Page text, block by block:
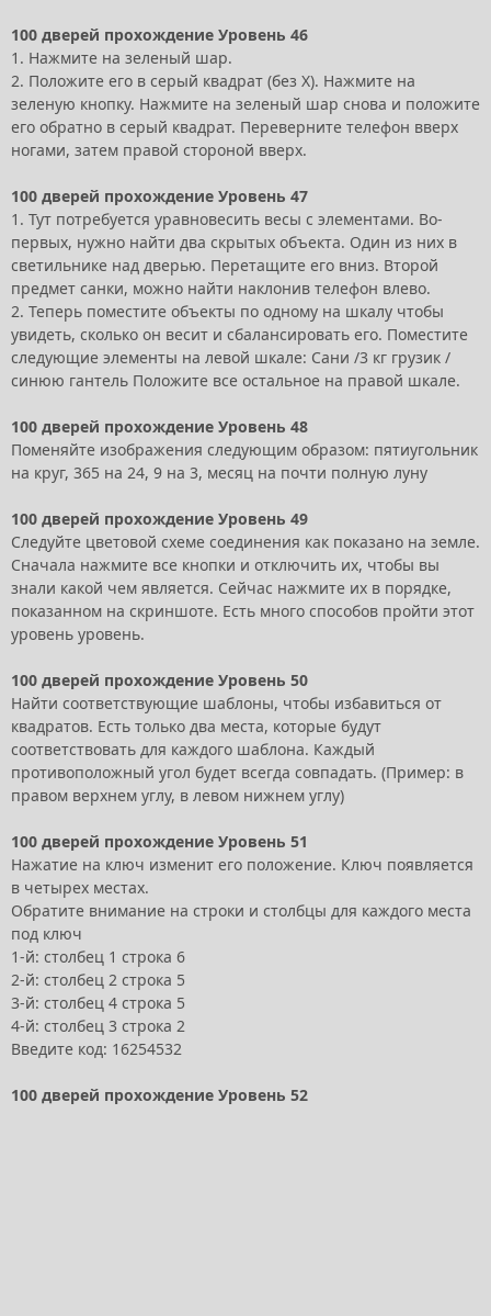
100 дверей прохождение Уровень 46
1. Нажмите на зеленый шар.
2. Положите его в серый квадрат (без X). Нажмите на
зеленую кнопку. Нажмите на зеленый шар снова и положите
его обратно в серый квадрат. Переверните телефон вверх
ногами, затем правой стороной вверх.
100 дверей прохождение Уровень 47
1. Тут потребуется уравновесить весы с элементами. Во-
первых, нужно найти два скрытых объекта. Один из них в
светильнике над дверью. Перетащите его вниз. Второй
предмет санки, можно найти наклонив телефон влево.
2. Теперь поместите объекты по одному на шкалу чтобы
увидеть, сколько он весит и сбалансировать его. Поместите
следующие элементы на левой шкале: Сани /3 кг грузик /
синюю гантель Положите все остальное на правой шкале.
100 дверей прохождение Уровень 48
Поменяйте изображения следующим образом: пятиугольник
на круг, 365 на 24, 9 на 3, месяц на почти полную луну
100 дверей прохождение Уровень 49
Следуйте цветовой схеме соединения как показано на земле.
Сначала нажмите все кнопки и отключить их, чтобы вы
знали какой чем является. Сейчас нажмите их в порядке,
показанном на скриншоте. Есть много способов пройти этот
уровень уровень.
100 дверей прохождение Уровень 50
Найти соответствующие шаблоны, чтобы избавиться от
квадратов. Есть только два места, которые будут
соответствовать для каждого шаблона. Каждый
противоположный угол будет всегда совпадать. (Пример: в
правом верхнем углу, в левом нижнем углу)
100 дверей прохождение Уровень 51
Нажатие на ключ изменит его положение. Ключ появляется
в четырех местах.
Обратите внимание на строки и столбцы для каждого места
под ключ
1-й: столбец 1 строка 6
2-й: столбец 2 строка 5
3-й: столбец 4 строка 5
4-й: столбец 3 строка 2
Введите код: 16254532
100 дверей прохождение Уровень 52